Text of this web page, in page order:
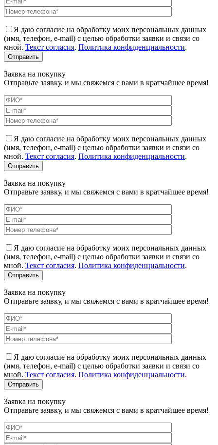
Я даю согласие на обработку моих персональных данных
(имя, телефон, e-mail) с целью обработки заявки и связи со
мной. Текст согласия. Политика конфиденциальности.
Заявка на покупку
Отправьте заявку, и мы свяжемся с вами в кратчайшее время!
Я даю согласие на обработку моих персональных данных
(имя, телефон, e-mail) с целью обработки заявки и связи со
мной. Текст согласия. Политика конфиденциальности.
Заявка на покупку
Отправьте заявку, и мы свяжемся с вами в кратчайшее время!
Я даю согласие на обработку моих персональных данных
(имя, телефон, e-mail) с целью обработки заявки и связи со
мной. Текст согласия. Политика конфиденциальности.
Заявка на покупку
Отправьте заявку, и мы свяжемся с вами в кратчайшее время!
Я даю согласие на обработку моих персональных данных
(имя, телефон, e-mail) с целью обработки заявки и связи со
мной. Текст согласия. Политика конфиденциальности.
Заявка на покупку
Отправьте заявку, и мы свяжемся с вами в кратчайшее время!